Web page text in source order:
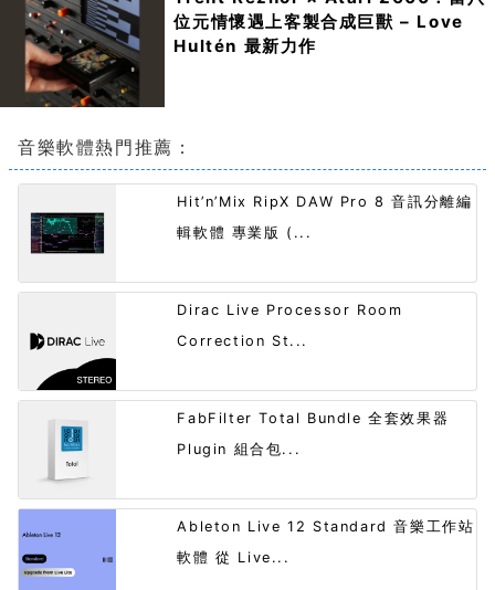
位元情懷遇上客製合成巨獸 – Love
Hultén 最新力作
音樂軟體熱門推薦：
Hit’n’Mix RipX DAW Pro 8 音訊分離編
輯軟體 專業版 (...
Dirac Live Processor Room
Correction St...
FabFilter Total Bundle 全套效果器
Plugin 組合包...
Ableton Live 12 Standard 音樂工作站
軟體 從 Live...